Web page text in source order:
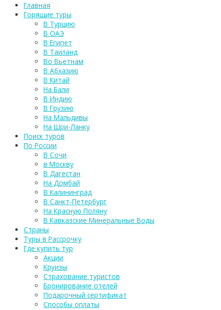
Главная
Горящие туры
В Турцию
В ОАЭ
В Египет
В Таиланд
Во Вьетнам
В Абхазию
В Китай
На Бали
В Индию
В Грузию
На Мальдивы
На Шри-Ланку
Поиск туров
По России
В Сочи
в Москву
В Дагестан
На Домбай
В Калининград
В Санкт-Петербург
На Красную Поляну
В Кавказские Минеральные Воды
Страны
Туры в Рассрочку
Где купить тур
Акции
Круизы
Страхование туристов
Бронирование отелей
Подарочный сертификат
Способы оплаты